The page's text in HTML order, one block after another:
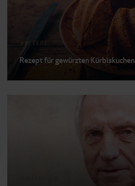
REZEPT
Rezept für gewürzten Kürbiskuchen